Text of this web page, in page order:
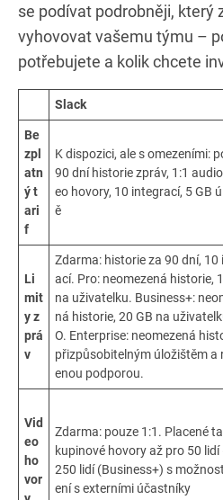
se podívat podrobněji, který
vyhovovat vašemu týmu –
potřebujete a kolik chcete
Slack
Be
zpl
atn
ý t
ari
f
K dispozici, ale s omezeními:
90 dní historie zpráv, 1:1
eo hovory, 10 integrací, 5 GB
ě
Li
mit
y z
prá
v
Zdarma: historie za 90 dní, 10
ací. Pro: neomezená historie,
na uživatelku. Business+:
ná historie, 20 GB na
O. Enterprise: neomezená
přizpůsobitelným úložištěm a
enou podporou.
Vid
eo
ho
vor
Zdarma: pouze 1:1. Placené
kupinové hovory až pro 50 lidí
250 lidí (Business+) s
ení s externími účastníky